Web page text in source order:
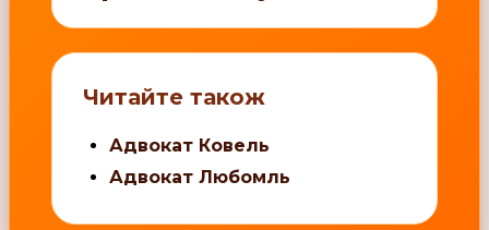
Читайте також
Адвокат Ковель
Адвокат Любомль